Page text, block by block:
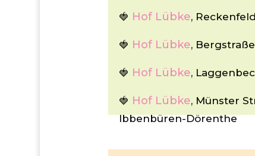
🍓 Hof Lübke,
🍓 Hof Lübke,
🍓 Hof Lübke,
🍓 Hof Lübke, Münster
Ibbenbüren-Dörenthe